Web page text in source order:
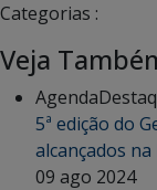
Categorias :
Veja
Agenda
5ª edição do
alcançados na
09 ago 2024